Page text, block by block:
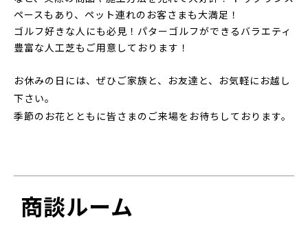
ペースもあり、ペット連れのお客さまも大満足！
ゴルフ好きな人にも必見！パターゴルフができるバラエティ
豊富な人工芝もご用意しております！
お休みの日には、ぜひご家族と、お友達と、お気軽にお越し
下さい。
季節のお花とともに皆さまのご来場をお待ちしております。
商談ルーム